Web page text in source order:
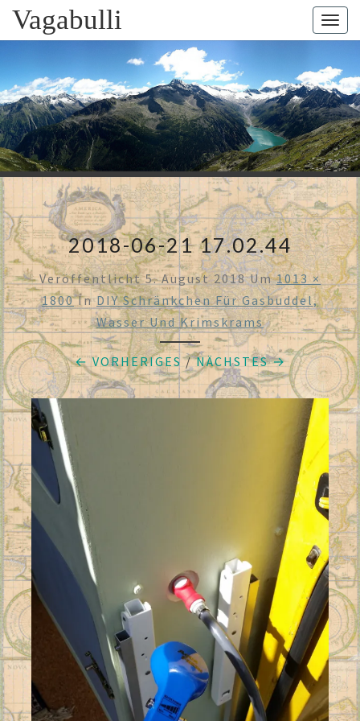
SkipVagabulli
Mit Dem
Bulli Um
Die Welt:
Ein Jahr
Auf
Weltreise
2018-06-21 17.02.44
Veröffentlicht5. August 2018Um1013 ×
1800InDIY Schränkchen Für Gasbuddel,
Wasser Und Krimskrams
← VORHERIGES /NÄCHSTES →